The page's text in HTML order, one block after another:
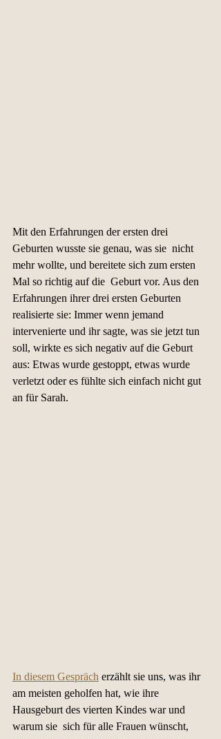
Mit den Erfahrungen der ersten drei
Geburten wusste sie genau, was sie  nicht
mehr wollte, und bereitete sich zum ersten
Mal so richtig auf die  Geburt vor. Aus den
Erfahrungen ihrer drei ersten Geburten
realisierte sie: Immer wenn jemand
intervenierte und ihr sagte, was sie jetzt tun
soll, wirkte es sich negativ auf die Geburt
aus: Etwas wurde gestoppt, etwas wurde
verletzt oder es fühlte sich einfach nicht gut
an für Sarah.
In diesem Gespräch erzählt sie uns, was ihr
am meisten geholfen hat, wie ihre
Hausgeburt des vierten Kindes war und
warum sie  sich für alle Frauen wünscht,